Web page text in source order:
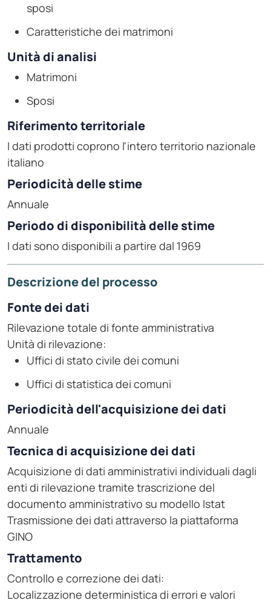
sposi
Caratteristiche dei matrimoni
Unità di analisi
Matrimoni
Sposi
Riferimento territoriale
I dati prodotti coprono l'intero territorio nazionale
italiano
Periodicità delle stime
Annuale
Periodo di disponibilità delle stime
I dati sono disponibili a partire dal 1969
Descrizione del processo
Fonte dei dati
Rilevazione totale di fonte amministrativa
Unità di rilevazione:
Uffici di stato civile dei comuni
Uffici di statistica dei comuni
Periodicità dell'acquisizione dei dati
Annuale
Tecnica di acquisizione dei dati
Acquisizione di dati amministrativi individuali dagli
enti di rilevazione tramite trascrizione del
documento amministrativo su modello Istat
Trasmissione dei dati attraverso la piattaforma
GINO
Trattamento
Controllo e correzione dei dati:
Localizzazione deterministica di errori e valori